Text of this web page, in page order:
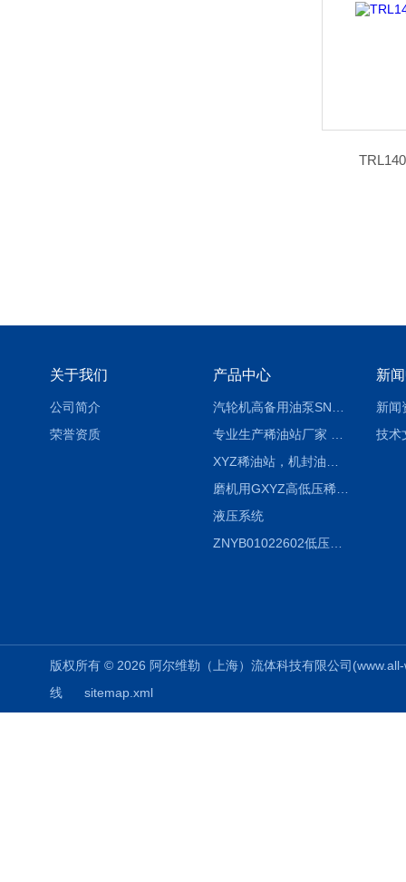
关于我们
公司简介
荣誉资质
产品中心
磨机用GXYZ高低压稀油站，静压油润滑系统
液压系统
ZNYB01022602低压螺杆泵
新
新闻
技术
版权所有 © 2026 阿尔维勒（上海）流体科技有限公司
线
sitemap.xml